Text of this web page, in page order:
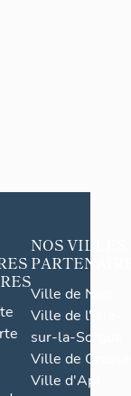
NOS VILLES
Ville de Nice
Ville de l'Isle-
sur-la-Sorgue
Ville de Grasse
Ville d'Apt